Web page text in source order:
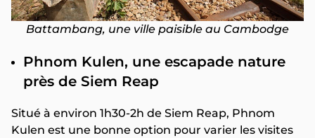
Battambang, une ville paisible au Cambodge
Phnom Kulen, une escapade nature
près de Siem Reap
Situé à environ 1h30-2h de Siem Reap, Phnom
Kulen est une bonne option pour varier les visites